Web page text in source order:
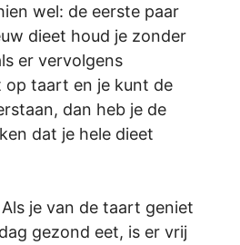
wel: de eerste paar
dieet houd je zonder
er vervolgens
taart en je kunt de
dan heb je de
dat je hele dieet
je van de taart geniet
gezond eet, is er vrij